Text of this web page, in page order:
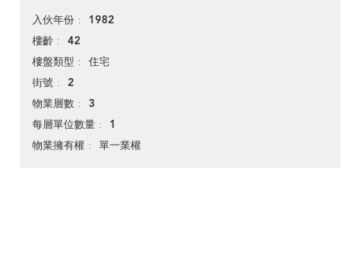
入伙年份 1982
樓齡 42
樓盤類型 住宅
街號 2
物業層數 3
每層單位數量 1
物業擁有權 單一業權